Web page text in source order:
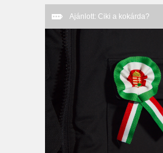
Ajánlott: Ciki a kokárda?